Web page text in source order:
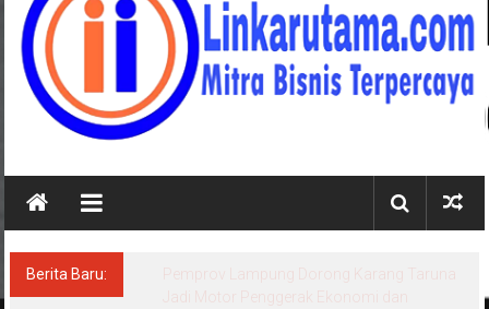
LINKARUTAMA.COM
Mitra
Terpercaya
Berita Baru:
Sensus Ekonomi 2026, Pemprov Lampung:
Pentingnya Data Akurat untuk Kebijakan